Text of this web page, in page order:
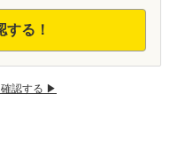
する！
認する ▶︎